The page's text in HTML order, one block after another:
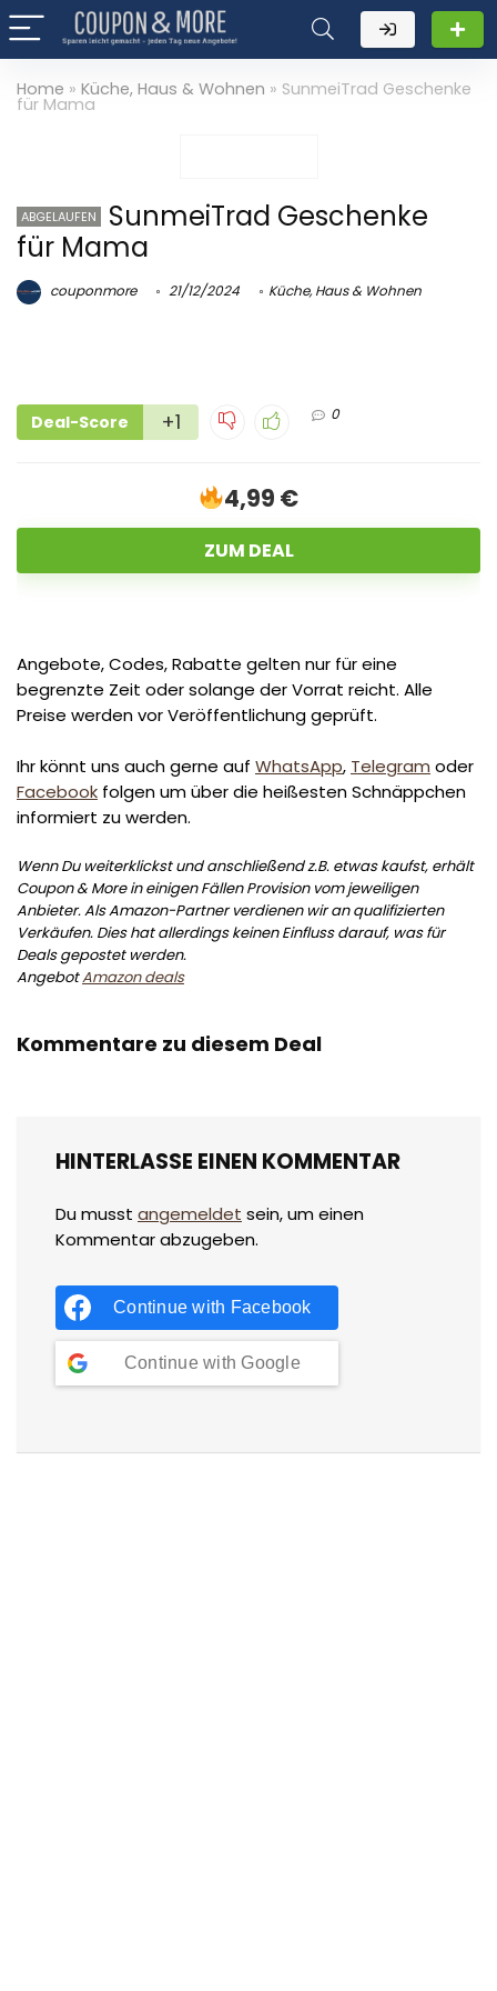
Home » Küche, Haus & Wohnen » SunmeiTrad Geschenke
für Mama
ABGELAUFEN
SunmeiTrad Geschenke
für Mama
couponmore 21/12/2024 Küche, Haus & Wohnen
Deal-Score +1 0
4,99 €
ZUM DEAL
Angebote, Codes, Rabatte gelten nur für eine
begrenzte Zeit oder solange der Vorrat reicht. Alle
Preise werden vor Veröffentlichung geprüft.
Ihr könnt uns auch gerne auf WhatsApp, Telegram oder
Facebook folgen um über die heißesten Schnäppchen
informiert zu werden.
Wenn Du weiterklickst und anschließend z.B. etwas kaufst, erhält
Coupon & More in einigen Fällen Provision vom jeweiligen
Anbieter. Als Amazon-Partner verdienen wir an qualifizierten
Verkäufen. Dies hat allerdings keinen Einfluss darauf, was für
Deals gepostet werden.
AngebotAmazon deals
Kommentare zu diesem Deal
HINTERLASSE EINEN KOMMENTAR
Du musst angemeldet sein, um einen
Kommentar abzugeben.
Continue with Facebook
Continue with Google